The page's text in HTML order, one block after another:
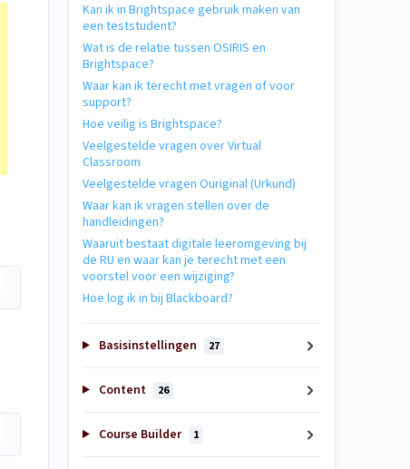
Kan ik in Brightspace gebruik maken van
een teststudent?
Wat is de relatie tussen OSIRIS en
Brightspace?
Waar kan ik terecht met vragen of voor
support?
Hoe veilig is Brightspace?
Veelgestelde vragen over Virtual
Classroom
Veelgestelde vragen Ouriginal (Urkund)
Waar kan ik vragen stellen over de
handleidingen?
Waaruit bestaat digitale leeromgeving bij
de RU en waar kan je terecht met een
voorstel voor een wijziging?
Hoe log ik in bij Blackboard?
Basisinstellingen 27
Content 26
Course Builder 1